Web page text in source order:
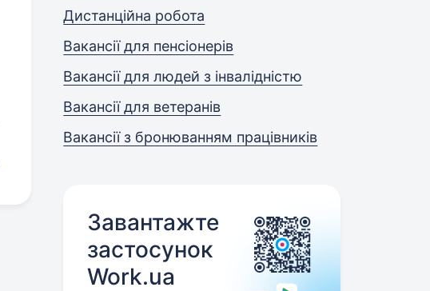
Дистанційна робота
Вакансії для пенсіонерів
Вакансії для людей з інвалідністю
Вакансії для ветеранів
Вакансії з бронюванням працівників
Завантажте
застосунок
Work.ua